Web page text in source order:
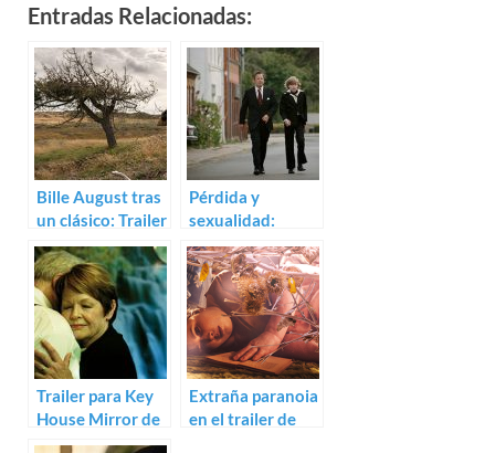
Entradas Relacionadas:
Bille August tras
un clásico: Trailer
de A Fortunate
Man
Pérdida y
sexualidad:
Trailer para
Speed Walking de
Niels Arden
Oplev
Trailer para Key
House Mirror de
Michael Noer
Extraña paranoia
en el trailer de